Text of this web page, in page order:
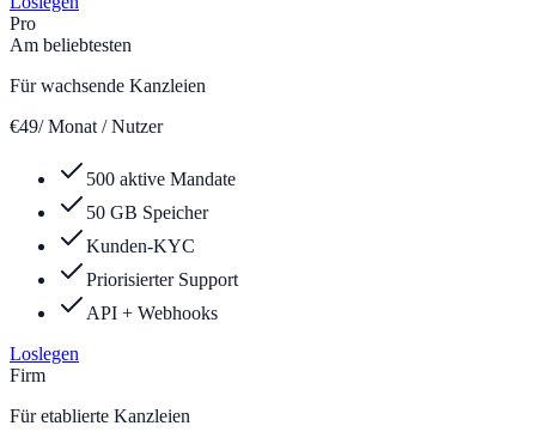
Pro
Am beliebtesten
Für wachsende Kanzleien
€49/ Monat / Nutzer
500 aktive Mandate
50 GB Speicher
Kunden-KYC
Priorisierter Support
API + Webhooks
Loslegen
Firm
Für etablierte Kanzleien